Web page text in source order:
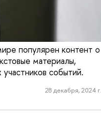
популярен контент о
материалы,
событий.
28 декабря, 2024 г.